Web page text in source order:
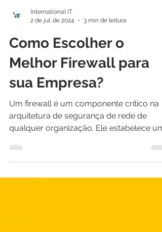
2 de jul. de 2024
3 min de leitura
Como Escolher o
Melhor Firewall para
sua Empresa?
Um firewall é um componente crítico na
arquitetura de segurança de rede de
qualquer organização. Ele estabelece um